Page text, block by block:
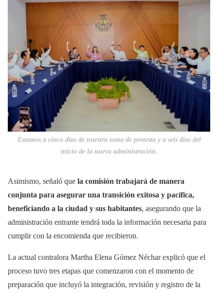
Estamos a cinco días de nuestra toma de protesta y a seis días del
inicio de la nueva administración.
Asimismo, señaló que la comisión trabajará de manera
conjunta para asegurar una transición exitosa y pacífica,
beneficiando a la ciudad y sus habitantes, asegurando que la
administración entrante tendrá toda la información necesaria para
cumplir con la encomienda que recibieron.
La actual contralora Martha Elena Gómez Néchar explicó que el
proceso tuvo tres etapas que comenzaron con el momento de
preparación que incluyó la integración, revisión y registro de la